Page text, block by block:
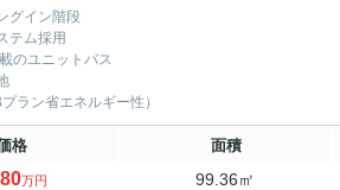
グイン階段
テム採用
のユニットバス
ラン省エネルギー性）
格 面積
万円 99.36㎡